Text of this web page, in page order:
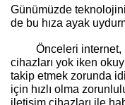
Günümüzde
de bu hıza ayak
Önceleri
cihazları yok iken
takip etmek zorunda
için hızlı olma
iletişim cihazları ile